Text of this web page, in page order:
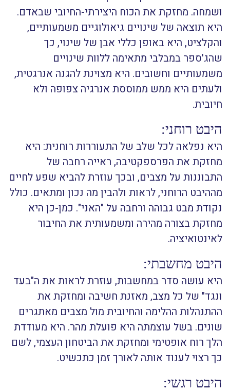
ושמחה. מחזקת את הכוח היצירתי-החיובי שבאדם.
היא תוצאה של שינויים גיאולוגיים משמעותיים,
והקלציט, היא באופן כללי אבן של שינוי, כך
שהג'ספר במבלבי מתאימה ללוות שינויים
משמעותיים וחשובים. היא מצוינת להגנה אנרגטית,
ולעתים היא ממש ממוססת אנרגיה צפופה ולא
חיובית.
היבט רוחני:
היא נפלאה לכל שלב של התעוררות רוחנית: היא
מחזקת את הפרספקטיבה, ראייה רחבה של
התבוננות על מצבים, ובכך עוזרת להביא שפע לחיים
מההיבט הרוחני, לראות ולהבין מה נכון ומתאים. כולל
נקודת מבט גבוהה ורחבה על "האני". כמן-כן היא
מחזקת בצורה מהירה ומשמעותית את החיבור
לאינטואיציה.
היבט מחשבתי:
היא עושה סדר במחשבות, עוזרת לראות את ה"בעד
ונגד" של כל מצב, מאזנת חשיבה ומחזקת את
ההתנהלות ההלימה והחיובית מול מצבים מאתגרים
שונים. בשל עוצמתה היא פועלת מהר. היא מעודדת
הלך רוח אופטימי ומחזקת את הביטחון העצמי, לשם
כך רצוי לענוד אותה לאורך זמן כתכשיט.
היבט רגשי: